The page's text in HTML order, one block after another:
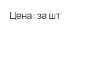
Цена: за шт